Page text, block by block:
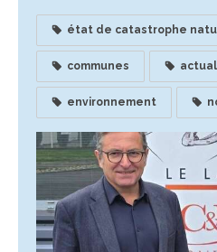
état de catastrophe
communes
environnement